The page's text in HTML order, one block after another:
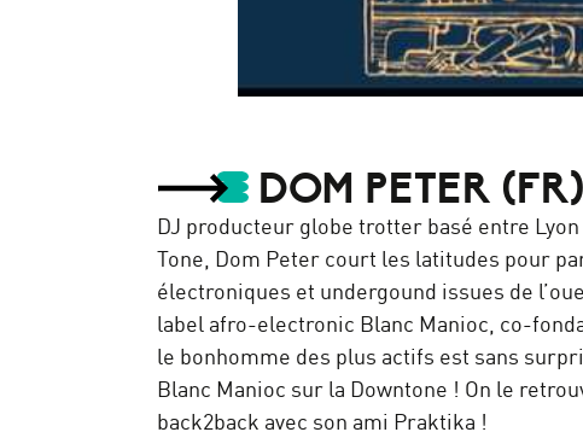
DOM PETER (FR)
DJ producteur globe trotter basé entre
Tone, Dom Peter court les latitudes pour
électroniques et undergound issues de
label afro-electronic Blanc Manioc, co-
le bonhomme des plus actifs est sans
Blanc Manioc sur la Downtone ! On le
back2back avec son ami Praktika !